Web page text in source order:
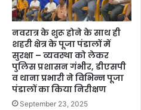
नवरात्र के शुरू होने के साथ ही
शहरी क्षेत्र के पूजा पंडालों में
सुरक्षा – व्यवस्था को लेकर
पुलिस प्रशासन गंभीर, डीएसपी
व थाना प्रभारी ने विभिन्न पूजा
पंडालों का किया निरीक्षण
September 23, 2025